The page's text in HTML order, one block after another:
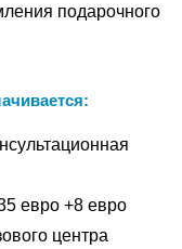
подарочного
евро +8 евро
центра